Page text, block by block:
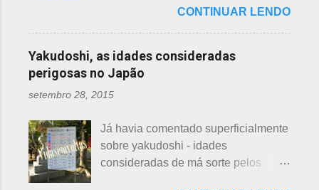
flor de lotus, na postagem anterior
e imagens de uma pla...
Arashiyama, em Kyoto, inclusive nos
jardins do Heian Jinja. Esses baldes
com água, escritos 消火用, ou Shōka-
yō, balde para combate a incêndios,
incêndios, para que não se
propaguem. A colocação dos baldes
depende de cada associação de
bairro, não sendo, portanto,
Roupas de crianças, em perfeito
estado, que não servem mais, peças
novas, semi novas, de pouco uso. O
que fazer com elas? No Japão,
deparamos com este problema: a
quem doar. Existem lojas que
acessórios usados, mas nem sempre
tem interesse nas peças, além do
baixo preço oferecido. Doar dá uma
CONTINUAR LENDO
Yakudoshi, as idades consideradas
perigosas no Japão
setembro 28, 2015
Já havia comentado superficialmente
sobre yakudoshi - idades
consideradas de má sorte pelos